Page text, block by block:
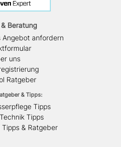
Beratung
Angebot anfordern
uns
Ratgeber
& Tipps:
Tipps
Tipps
& Ratgeber